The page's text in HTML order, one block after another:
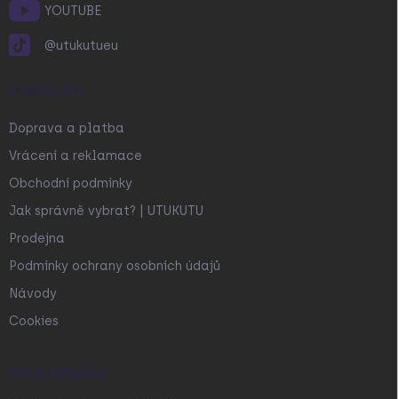
YOUTUBE
@utukutueu
O NÁKUPU
Doprava a platba
Vrácení a reklamace
Obchodní podmínky
Jak správně vybrat? | UTUKUTU
Prodejna
Podmínky ochrany osobních údajů
Návody
Cookies
SPOLUPRÁCE